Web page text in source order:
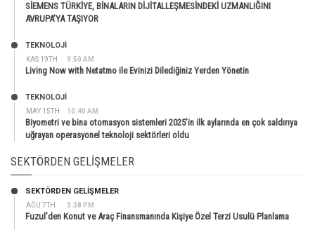
SİEMENS TÜRKİYE, BİNALARIN DİJİTALLEŞMESİNDEKİ UZMANLIĞINI
AVRUPA’YA TAŞIYOR
KAS 19TH 9:50 AM
TEKNOLOJİ
Living Now with Netatmo ile Evinizi Dilediğiniz Yerden Yönetin
MAY 15TH 10:40 AM
TEKNOLOJİ
Biyometri ve bina otomasyon sistemleri 2025’in ilk aylarında en çok saldırıya
uğrayan operasyonel teknoloji sektörleri oldu
SEKTÖRDEN GELIŞMELER
AĞU 7TH 3:38 PM
SEKTÖRDEN GELIŞMELER
Fuzul’den Konut ve Araç Finansmanında Kişiye Özel Terzi Usulü Planlama